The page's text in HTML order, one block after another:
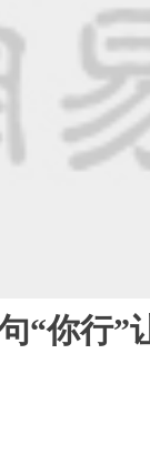
“你行”